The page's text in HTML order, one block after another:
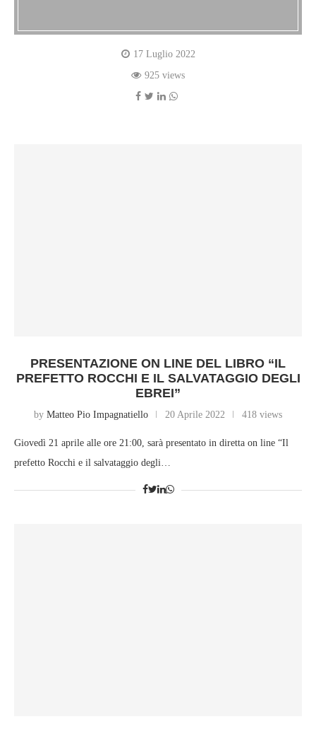
17 Luglio 2022
925 views
PRESENTAZIONE ON LINE DEL LIBRO “IL
PREFETTO ROCCHI E IL SALVATAGGIO DEGLI
EBREI”
by Matteo Pio Impagnatiello 20 Aprile 2022 418 views
Giovedì 21 aprile alle ore 21:00, sarà presentato in diretta on line “Il
prefetto Rocchi e il salvataggio degli…